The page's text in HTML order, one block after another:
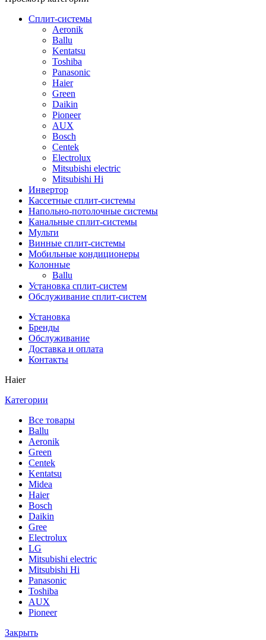
Сплит-системы
Аeronik
Ballu
Kentatsu
Toshiba
Panasonic
Haier
Green
Daikin
Pioneer
AUX
Bosch
Centek
Electrolux
Mitsubishi electric
Mitsubishi Hi
Инвертор
Кассетные сплит-системы
Напольно-потолочные системы
Канальные сплит-системы
Мульти
Винные сплит-системы
Мобильные кондиционеры
Колонные
Ballu
Установка сплит-систем
Обслуживание сплит-систем
Установка
Бренды
Обслуживание
Доставка и оплата
Контакты
Haier
Категории
Все товары
Ballu
Аeronik
Green
Centek
Kentatsu
Midea
Haier
Bosch
Daikin
Gree
Electrolux
LG
Mitsubishi electric
Mitsubishi Hi
Panasonic
Toshiba
AUX
Pioneer
Закрыть